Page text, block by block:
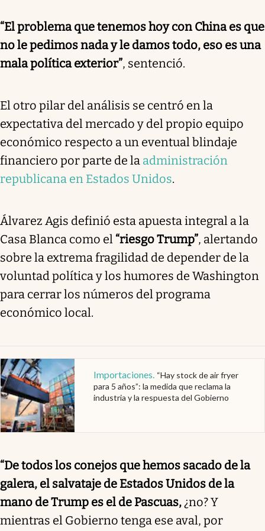
“El problema que tenemos hoy con China es que
no le pedimos nada y le damos todo, eso es una
mala política exterior”, sentenció.
El otro pilar del análisis se centró en la
expectativa del mercado y del propio equipo
económico respecto a un eventual blindaje
financiero por parte de la administración
republicana en Estados Unidos.
Álvarez Agis definió esta apuesta integral a la
Casa Blanca como el “riesgo Trump”, alertando
sobre la extrema fragilidad de depender de la
voluntad política y los humores de Washington
para cerrar los números del programa
económico local.
Importaciones “Hay stock de air fryer
para 5 años”: la medida que reclama la
industria y la respuesta del Gobierno
“De todos los conejos que hemos sacado de la
galera, el salvataje de Estados Unidos de la
mano de Trump es el de Pascuas, ¿no? Y
mientras el Gobierno tenga ese aval, por